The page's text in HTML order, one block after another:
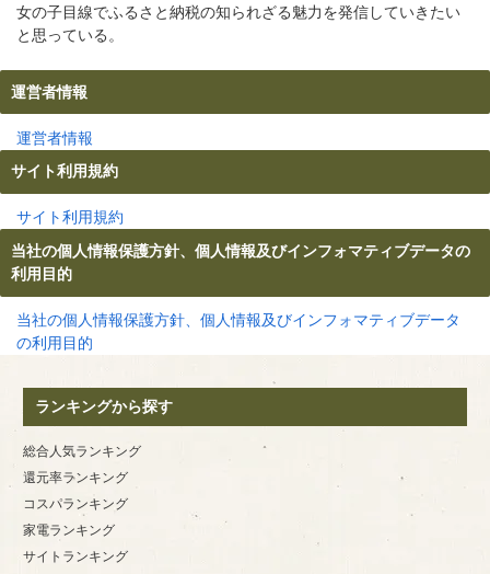
女の子目線でふるさと納税の知られざる魅力を発信していきたい
と思っている。
運営者情報
運営者情報
サイト利用規約
サイト利用規約
当社の個人情報保護方針、個人情報及びインフォマティブデータの
利用目的
当社の個人情報保護方針、個人情報及びインフォマティブデータ
の利用目的
ランキングから探す
総合人気ランキング
還元率ランキング
コスパランキング
家電ランキング
サイトランキング